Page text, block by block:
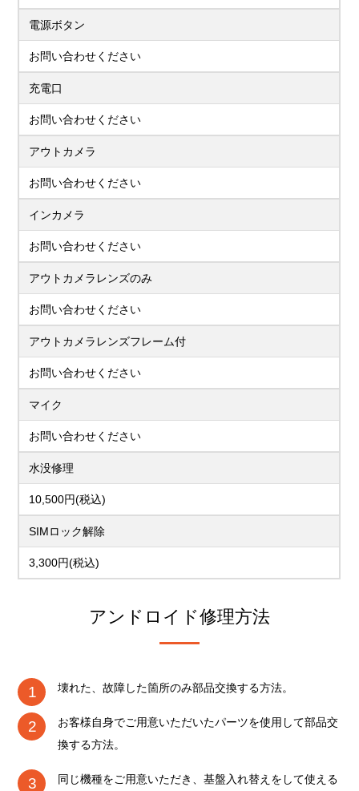
電源ボタン
お問い合わせください
充電口
お問い合わせください
アウトカメラ
お問い合わせください
インカメラ
お問い合わせください
アウトカメラレンズのみ
お問い合わせください
アウトカメラレンズフレーム付
お問い合わせください
マイク
お問い合わせください
水没修理
10,500円(税込)
SIMロック解除
3,300円(税込)
アンドロイド修理方法
壊れた、故障した箇所のみ部品交換する方法。
お客様自身でご用意いただいたパーツを使用して部品交
換する方法。
同じ機種をご用意いただき、基盤入れ替えをして使える